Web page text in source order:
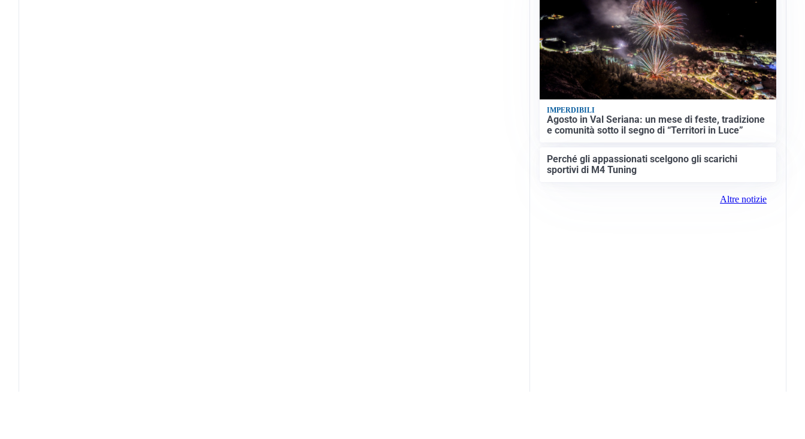
IMPERDIBILI
Agosto in Val Seriana: un mese di feste, tradizione
e comunità sotto il segno di “Territori in Luce”
Perché gli appassionati scelgono gli scarichi
sportivi di M4 Tuning
Altre notizie